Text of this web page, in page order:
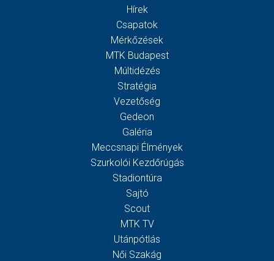
Hírek
Csapatok
Mérkőzések
MTK Budapest
Múltidézés
Stratégia
Vezetőség
Gedeon
Galéria
Meccsnapi Élmények
Szurkolói Kezdőrúgás
Stadiontúra
Sajtó
Scout
MTK TV
Utánpótlás
Női Szakág